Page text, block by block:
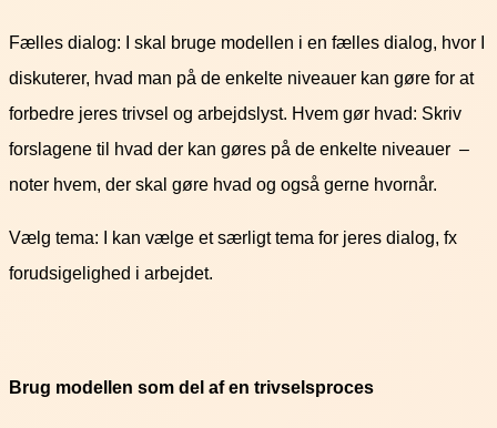
Fælles dialog: I skal bruge modellen i en fælles dialog, hvor I
diskuterer, hvad man på de enkelte niveauer kan gøre for at
forbedre jeres trivsel og arbejdslyst. Hvem gør hvad: Skriv
forslagene til hvad der kan gøres på de enkelte niveauer –
noter hvem, der skal gøre hvad og også gerne hvornår.
Vælg tema: I kan vælge et særligt tema for jeres dialog, fx
forudsigelighed i arbejdet.
Brug modellen som del af en trivselsproces